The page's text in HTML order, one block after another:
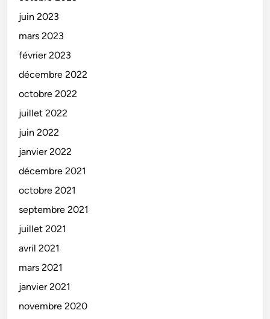
juin 2023
mars 2023
février 2023
décembre 2022
octobre 2022
juillet 2022
juin 2022
janvier 2022
décembre 2021
octobre 2021
septembre 2021
juillet 2021
avril 2021
mars 2021
janvier 2021
novembre 2020